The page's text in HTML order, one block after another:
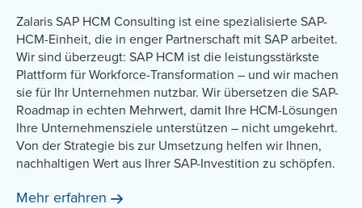
Zalaris SAP HCM Consulting ist eine spezialisierte SAP-
HCM-Einheit, die in enger Partnerschaft mit SAP arbeitet.
Wir sind überzeugt: SAP HCM ist die leistungsstärkste
Plattform für Workforce-Transformation – und wir machen
sie für Ihr Unternehmen nutzbar. Wir übersetzen die SAP-
Roadmap in echten Mehrwert, damit Ihre HCM-Lösungen
Ihre Unternehmensziele unterstützen – nicht umgekehrt.
Von der Strategie bis zur Umsetzung helfen wir Ihnen,
nachhaltigen Wert aus Ihrer SAP-Investition zu schöpfen.
Mehr erfahren